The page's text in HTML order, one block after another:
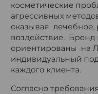
косметические
агрессивных
оказывая
воздействие. Бренд
ориентированы на
индивидуальный
каждого клиента.
Согласно